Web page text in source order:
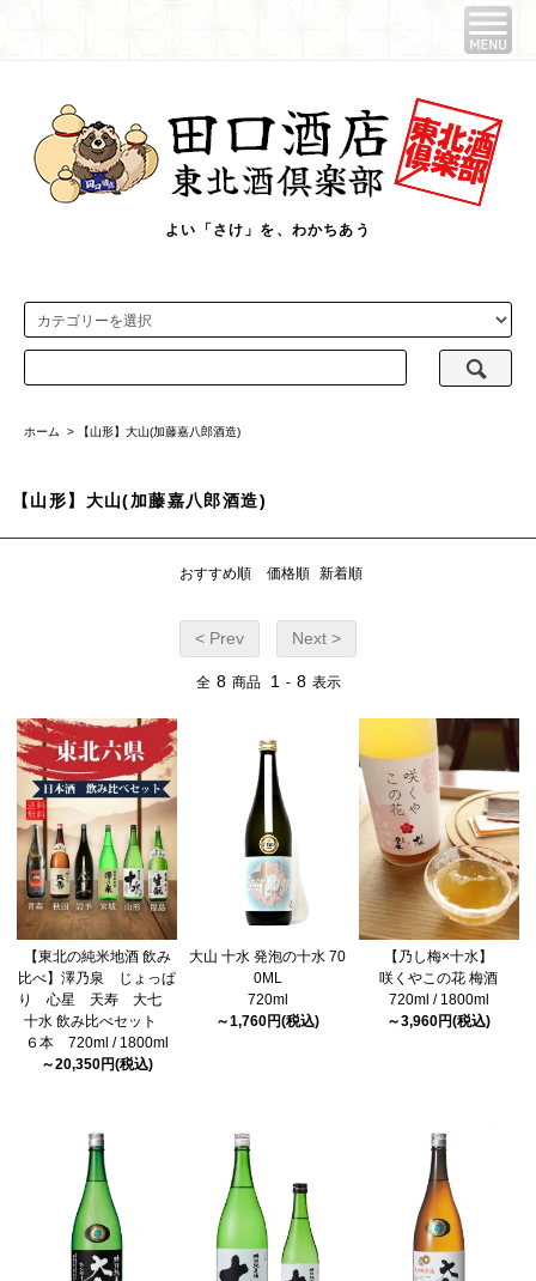
よい「さけ」を、わかちあう
ホーム > 【山形】大山(加藤嘉八郎酒造)
【山形】大山(加藤嘉八郎酒造)
おすすめ順 価格順 新着順
< Prev Next >
全 8 商品 1 - 8 表示
【東北の純米地酒 飲み
比べ】澤乃泉 じょっぱ
り 心星 天寿 大七
十水 飲み比べセット
６本 720ml / 1800ml
～20,350円(税込)
大山 十水 発泡の十水 70
0ML
720ml
～1,760円(税込)
【乃し梅×十水】
咲くやこの花 梅酒
720ml / 1800ml
～3,960円(税込)